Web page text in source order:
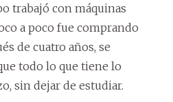
trabajó con máquinas
a poco fue comprando
de cuatro años, se
todo lo que tiene lo
sin dejar de estudiar.